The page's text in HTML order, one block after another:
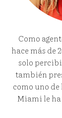
Como
hace más de
solo
también
como uno
Miami le